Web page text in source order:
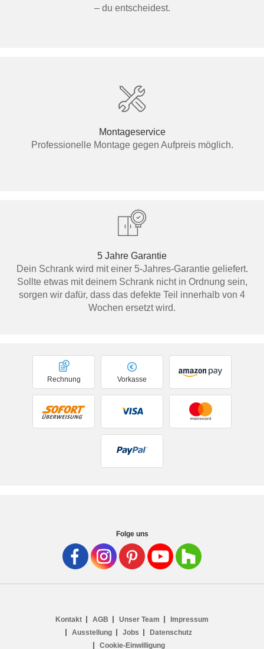
– du entscheidest.
Montageservice
Professionelle Montage gegen Aufpreis möglich.
5 Jahre Garantie
Dein Schrank wird mit einer 5-Jahres-Garantie geliefert.
Sollte etwas mit deinem Schrank nicht in Ordnung sein,
sorgen wir dafür, dass das defekte Teil innerhalb von 4
Wochen ersetzt wird.
Vorkasse
Rechnung
Folge uns
Kontakt AGB Unser Team
Impressum
Ausstellung
Jobs
Datenschutz
Cookie-Einwilligung